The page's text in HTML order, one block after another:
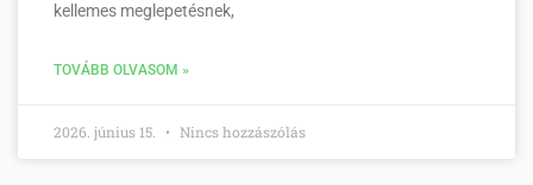
kellemes meglepetésnek,
TOVÁBB OLVASOM »
2026. június 15. Nincs hozzászólás